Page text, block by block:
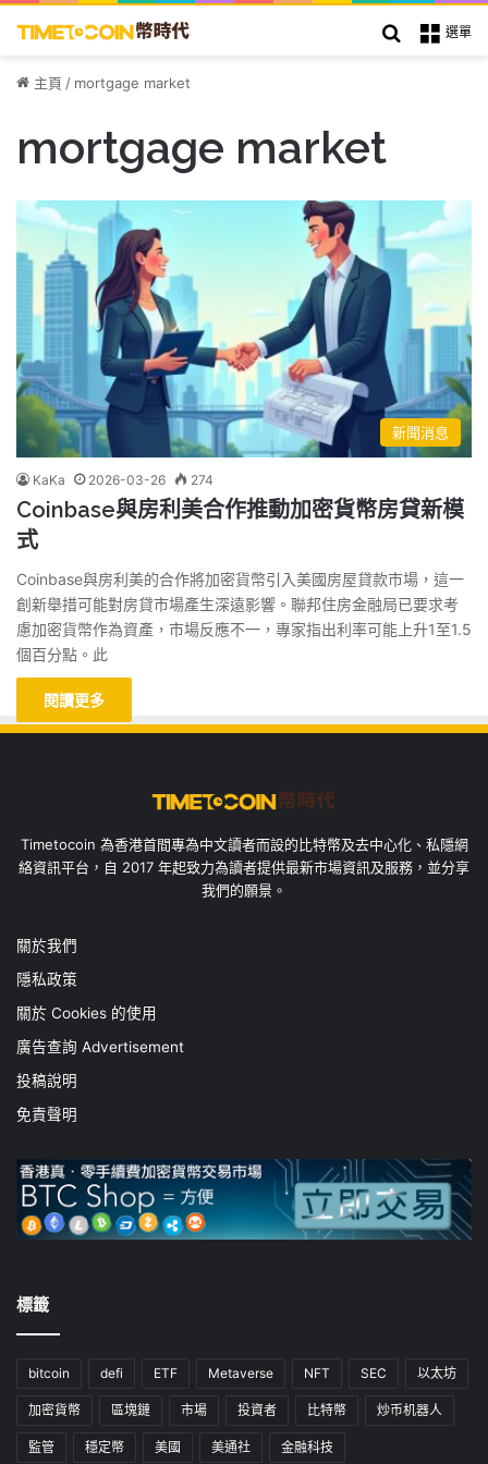
選單
搜索
主頁 / mortgage market
mortgage market
新聞消息
KaKa 2026-03-26 274
Coinbase與房利美合作推動加密貨幣房貸新模
式
Coinbase與房利美的合作將加密貨幣引入美國房屋貸款市場，這一
創新舉措可能對房貸市場產生深遠影響。聯邦住房金融局已要求考
慮加密貨幣作為資產，市場反應不一，專家指出利率可能上升1至1.5
個百分點。此
閱讀更多
Timetocoin 為香港首間專為中文讀者而設的比特幣及去中心化、私隱網
絡資訊平台，自 2017 年起致力為讀者提供最新市場資訊及服務，並分享
我們的願景。
關於我們
隱私政策
關於 Cookies 的使用
廣告查詢 Advertisement
投稿說明
免責聲明
標籤
bitcoin defi ETF Metaverse NFT SEC 以太坊
加密貨幣 區塊鏈 市場 投資者 比特幣 炒币机器人
監管 穩定幣 美國 美通社 金融科技